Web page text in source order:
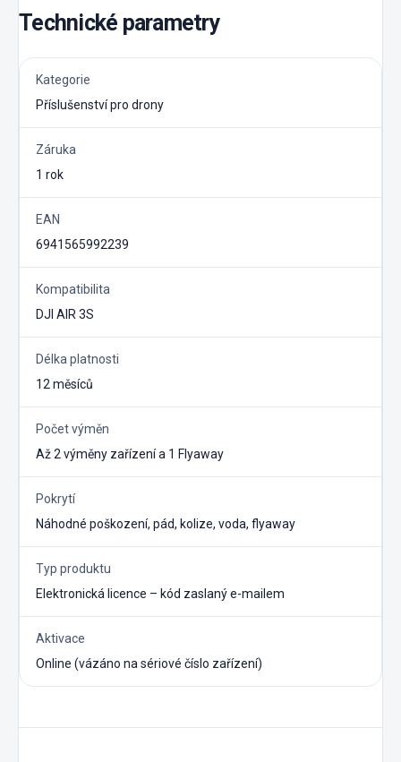
Technické parametry
Kategorie
Příslušenství pro drony
Záruka
1 rok
EAN
6941565992239
Kompatibilita
DJI AIR 3S
Délka platnosti
12 měsíců
Počet výměn
Až 2 výměny zařízení a 1 Flyaway
Pokrytí
Náhodné poškození, pád, kolize, voda, flyaway
Typ produktu
Elektronická licence – kód zaslaný e-mailem
Aktivace
Online (vázáno na sériové číslo zařízení)